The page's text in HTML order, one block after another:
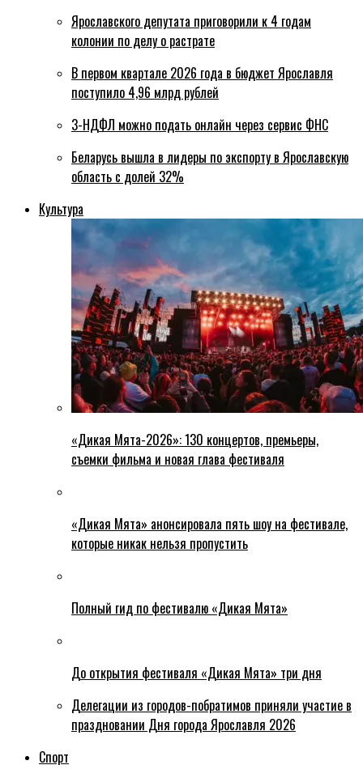
Ярославского депутата приговорили к 4 годам
колонии по делу о растрате
В первом квартале 2026 года в бюджет Ярославля
поступило 4,96 млрд рублей
3-НДФЛ можно подать онлайн через сервис ФНС
Беларусь вышла в лидеры по экспорту в Ярославскую
область с долей 32%
Культура
«Дикая Мята-2026»: 130 концертов, премьеры,
съемки фильма и новая глава фестиваля
«Дикая Мята» анонсировала пять шоу на фестивале,
которые никак нельзя пропустить
Полный гид по фестивалю «Дикая Мята»
До открытия фестиваля «Дикая Мята» три дня
Делегации из городов-побратимов приняли участие в
праздновании Дня города Ярославля 2026
Спорт